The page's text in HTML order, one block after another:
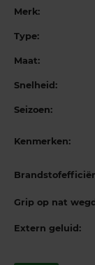
Merk:
Type:
Maat:
Snelheid:
Seizoen:
Kenmerken:
Grip op nat
Extern geluid: